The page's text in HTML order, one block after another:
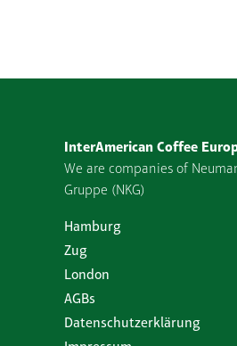
InterAmerican Coffee
We are companies of
Gruppe (NKG)
Hamburg
Zug
London
AGBs
Datenschutzerklärung